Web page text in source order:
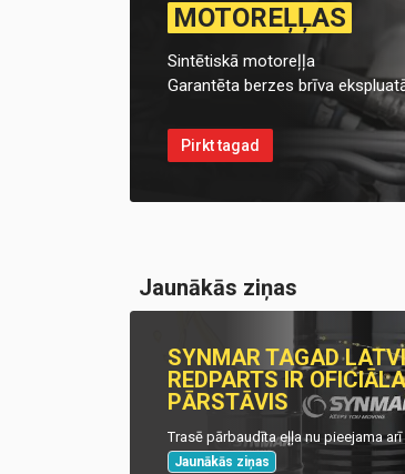
MOTOREĻĻAS
Sintētiskā motoreļļa
Garantēta berzes brīva
Pirkt tagad
Jaunākās ziņas
SYNMAR TAGAD
REDPARTS IR
PĀRSTĀVIS
Trasē pārbaudīta eļļa nu pieejama arī
Jaunākās ziņas